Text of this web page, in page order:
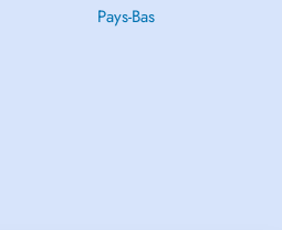
Pays-Bas